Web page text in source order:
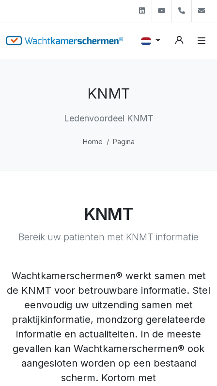
LinkedinYoutube+31
KNMT
Ledenvoordeel KNMT
Home Pagina
KNMT
Bereik uw patiënten met KNMT informatie
Wachtkamerschermen® werkt samen met
de KNMT voor betrouwbare informatie. Stel
eenvoudig uw uitzending samen met
praktijkinformatie, mondzorg gerelateerde
informatie en actualiteiten. In de meeste
gevallen kan Wachtkamerschermen® ook
aangesloten worden op een bestaand
scherm. Kortom met